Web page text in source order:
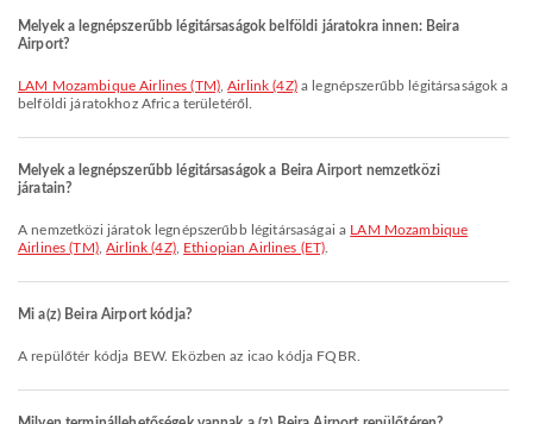
Melyek a legnépszerűbb légitársaságok belföldi járatokra innen: Beira
Airport?
LAM Mozambique Airlines (TM),Airlink (4Z)a legnépszerűbb légitársaságok a
belföldi járatokhoz Africa területéről.
Melyek a legnépszerűbb légitársaságok a Beira Airport nemzetközi
járatain?
A nemzetközi járatok legnépszerűbb légitársaságai a LAM Mozambique
Airlines (TM),Airlink (4Z), Ethiopian Airlines (ET)
Mi a(z) Beira Airport kódja?
A repülőtér kódja BEW. Eközben az icao kódja FQBR.